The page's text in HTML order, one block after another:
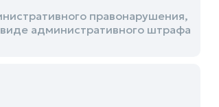
правонарушения,
административного штрафа